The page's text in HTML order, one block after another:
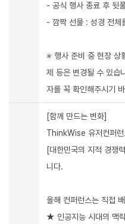
- 공식 행사 종료 후 뒷
- 깜짝 선물 : 성경 전체
※ 행사 준비 중 현장 상
제 등은 변경될 수 있습
자를 꼭 확인해주시기
[함께 만드는 변화]
ThinkWise 유저컨퍼런
[대한민국의 지적 경쟁
니다.
올해 컨퍼런스는 직접
★ 인공지능 시대의 맥